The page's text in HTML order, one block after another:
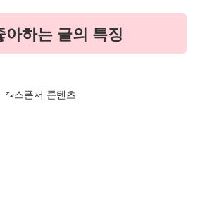
하는 글의 특징
스폰서 콘텐츠